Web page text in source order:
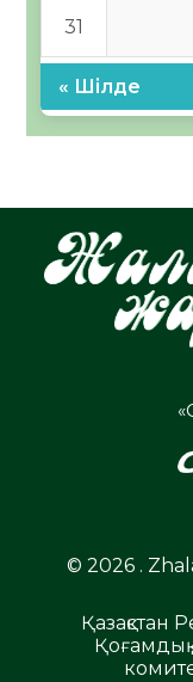
31
« Шілде
© 2026 .
Қазақстан
Қоғамдық